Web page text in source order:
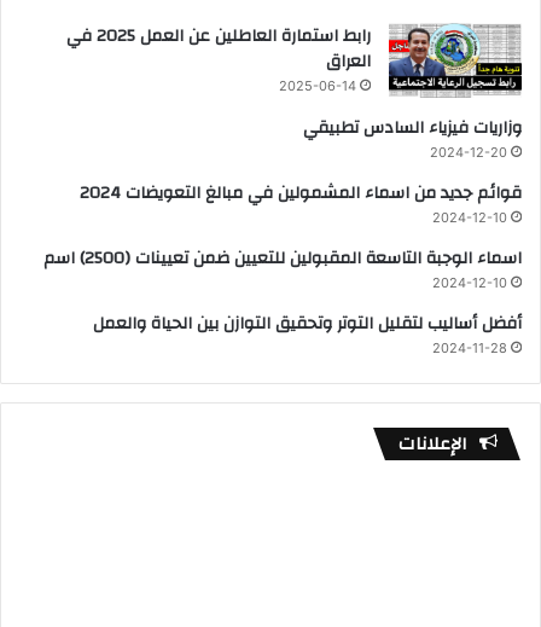
رابط استمارة العاطلين عن العمل 2025 في
العراق
2025-06-14
وزاريات فيزياء السادس تطبيقي
2024-12-20
قوائم جديد من اسماء المشمولين في مبالغ التعويضات 2024
2024-12-10
اسماء الوجبة التاسعة المقبولين للتعيين ضمن تعيينات (2500) اسم
2024-12-10
أفضل أساليب لتقليل التوتر وتحقيق التوازن بين الحياة والعمل
2024-11-28
الإعلانات